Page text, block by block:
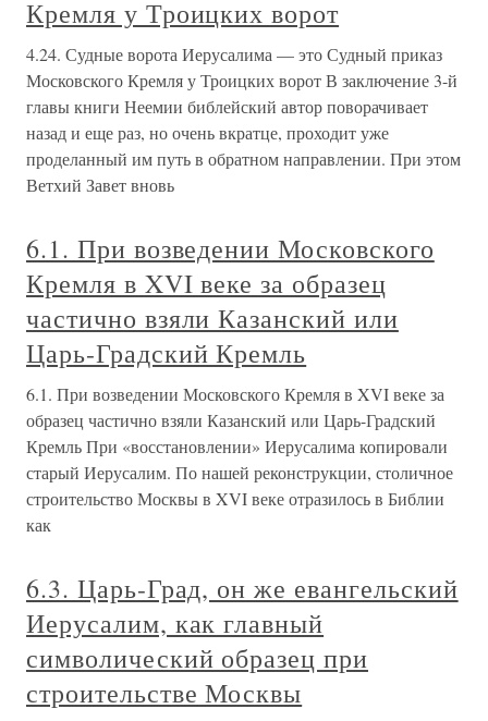
Кремля у Троицких ворот
4.24. Судные ворота Иерусалима — это Судный приказ
Московского Кремля у Троицких ворот В заключение 3-й
главы книги Неемии библейский автор поворачивает
назад и еще раз, но очень вкратце, проходит уже
проделанный им путь в обратном направлении. При этом
Ветхий Завет вновь
6.1. При возведении Московского
Кремля в XVI веке за образец
частично взяли Казанский или
Царь-Градский Кремль
6.1. При возведении Московского Кремля в XVI веке за
образец частично взяли Казанский или Царь-Градский
Кремль При «восстановлении» Иерусалима копировали
старый Иерусалим. По нашей реконструкции, столичное
строительство Москвы в XVI веке отразилось в Библии
как
6.3. Царь-Град, он же евангельский
Иерусалим, как главный
символический образец при
строительстве Москвы